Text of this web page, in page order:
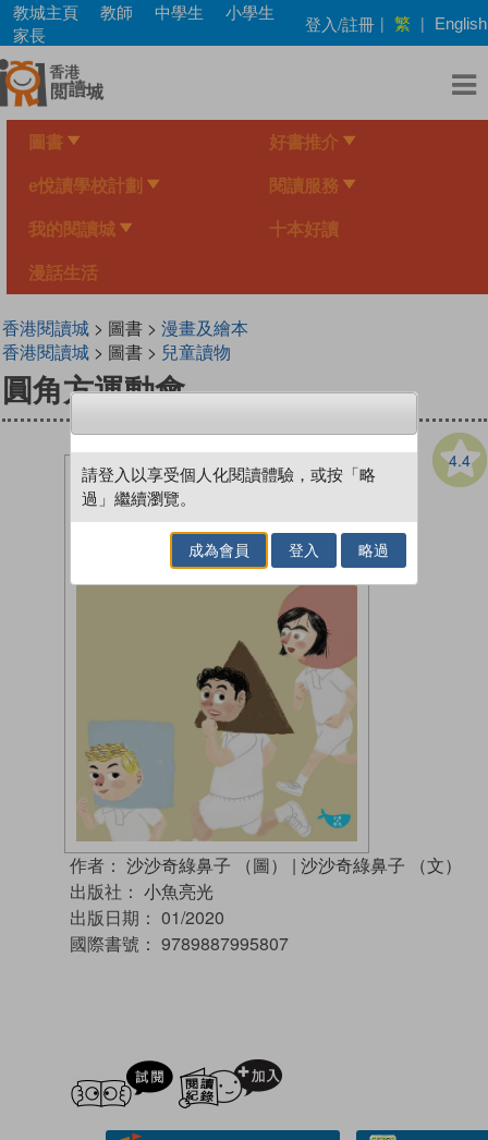
Skip
main
content
教城主頁 教師 中學生
小學生
家長
登入/註冊 | 繁 | English
圖書 好書推介
e悅讀學校計劃 閱讀服務
我的閱讀城 十本好讀
漫話生活
香港閱讀城> 圖書 > 漫畫及繪本
香港閱讀城> 圖書 > 兒童讀物
圓角方運動會
4.4
作者： 沙沙奇綠鼻子 （圖） | 沙沙奇綠鼻子 （文）
出版社： 小魚亮光
出版日期： 01/2020
國際書號： 9789887995807
試閲
請登入以享受個人化閱讀體驗，或按「略
過」繼續瀏覽。
成為會員 登入 略過